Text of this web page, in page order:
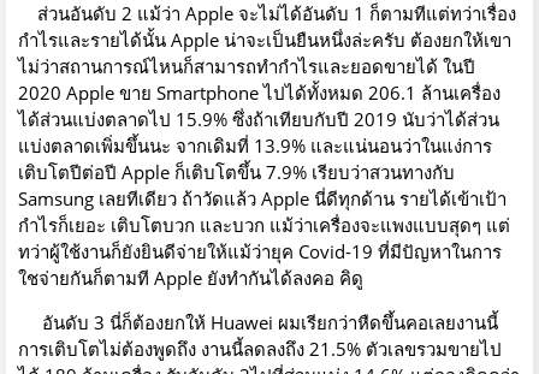
ส่วนอันดับ 2 แม้ว่า Apple จะไม่ได้อันดับ 1 ก็ตามทีแต่ทว่าเรื่อง
กำไรและรายได้นั้น Apple น่าจะเป็นยืนหนึ่งล่ะครับ ต้องยกให้เขา
ไม่ว่าสถานการณ์ไหนก็สามารถทำกำไรและยอดขายได้ ในปี
2020 Apple ขาย Smartphone ไปได้ทั้งหมด 206.1 ล้านเครื่อง
ได้ส่วนแบ่งตลาดไป 15.9% ซึ่งถ้าเทียบกับปี 2019 นับว่าได้ส่วน
แบ่งตลาดเพิ่มขึ้นนะ จากเดิมที่ 13.9% และแน่นอนว่าในแง่การ
เติบโตปีต่อปี Apple ก็เติบโตขึ้น 7.9% เรียบว่าสวนทางกับ
Samsung เลยทีเดียว ถ้าวัดแล้ว Apple นี่ดีทุกด้าน รายได้เข้าเป้า
กำไรก็เยอะ เติบโตบวก และบวก แม้ว่าเครื่องจะแพงแบบสุดๆ แต่
ทว่าผู้ใช้งานก็ยังยินดีจ่ายให้แม้ว่ายุค Covid-19 ที่มีปัญหาในการ
ใชจ่ายกันก็ตามที Apple ยังทำกันได้ลงคอ คิดู
อันดับ 3 นี่ก็ต้องยกให้ Huawei ผมเรียกว่าหืดขึ้นคอเลยงานนี้
การเติบโตไม่ต้องพูดถึง งานนี้ลดลงถึง 21.5% ตัวเลขรวมขายไป